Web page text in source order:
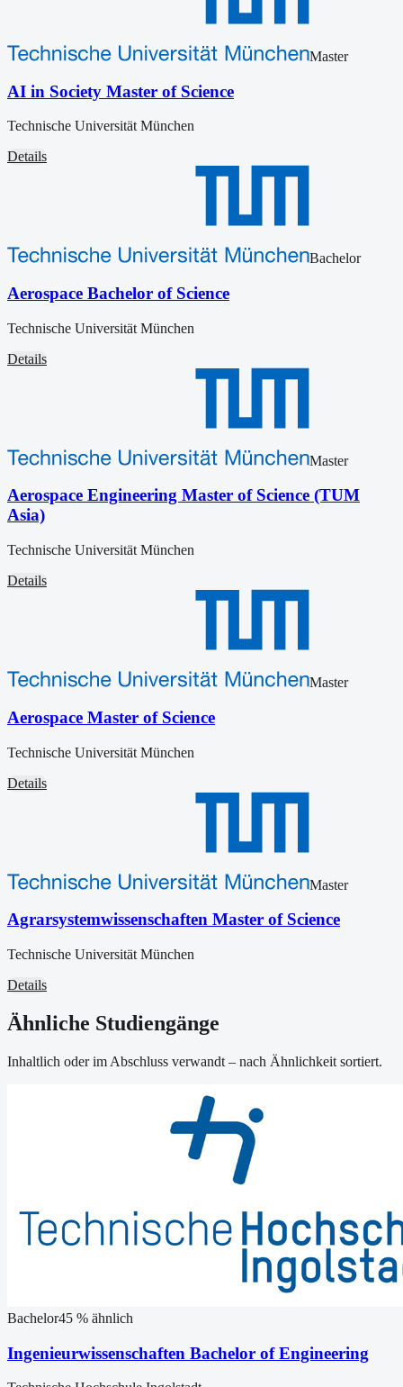
Master
AI in Society Master of Science
Technische Universität München
Details
Bachelor
Aerospace Bachelor of Science
Technische Universität München
Details
Master
Aerospace Engineering Master of Science (TUM
Asia)
Technische Universität München
Details
Master
Aerospace Master of Science
Technische Universität München
Details
Master
Agrarsystemwissenschaften Master of Science
Technische Universität München
Details
Ähnliche Studiengänge
Inhaltlich oder im Abschluss verwandt – nach Ähnlichkeit sortiert.
Bachelor45 % ähnlich
Ingenieurwissenschaften Bachelor of Engineering